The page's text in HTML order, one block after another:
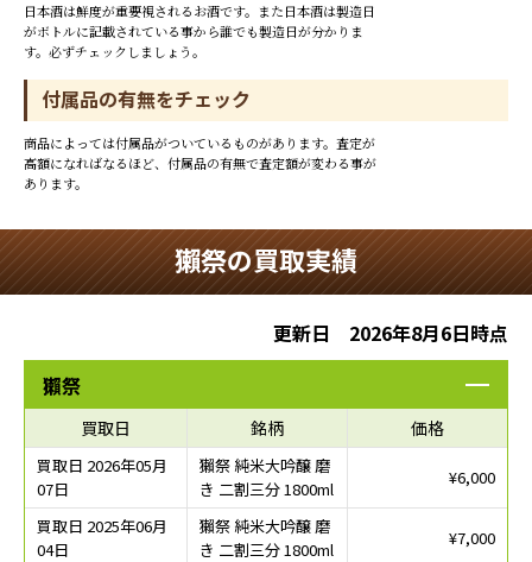
日本酒は鮮度が重要視されるお酒です。また日本酒は製造日
がボトルに記載されている事から誰でも製造日が分かりま
す。必ずチェックしましょう。
付属品の有無をチェック
商品によっては付属品がついているものがあります。査定が
高額になればなるほど、付属品の有無で査定額が変わる事が
あります。
獺祭の買取実績
更新日 2026年8月6日時点
獺祭
買取日 銘柄 価格
買取日 2026年05月
07日
獺祭 純米大吟醸 磨
き 二割三分 1800ml
¥6,000
買取日 2025年06月
04日
獺祭 純米大吟醸 磨
き 二割三分 1800ml
¥7,000